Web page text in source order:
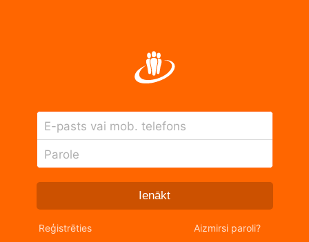
E-pasts vai mob. telefons
Parole
Ienākt
Reģistrēties Aizmirsi paroli?